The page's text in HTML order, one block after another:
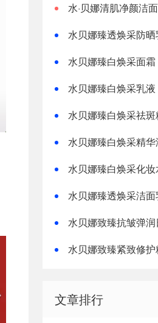
水·贝娜清肌净颜洁
水贝娜臻透焕采防
水贝娜臻白焕采面霜
水贝娜臻白焕采乳液
水贝娜臻白焕采祛
水贝娜臻白焕采精华
水贝娜臻白焕采化妆
水贝娜臻透焕采洁面
水贝娜致臻抗皱弹润
水贝娜致臻紧致修
文章排行